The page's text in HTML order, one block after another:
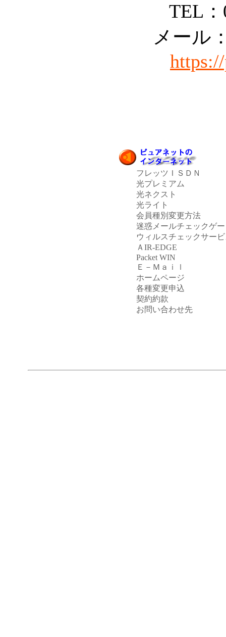
TEL：
メール
フレッツＩＳＤＮ
光プレミアム
光ネクスト
光ライト
会員種別変更方法
迷惑メールチェックゲ
ウィルスチェックサー
ＡIR-EDGE
Packet WIN
Ｅ－Ｍａｉｌ
ホームページ
各種変更申込
契約約款
お問い合わせ先